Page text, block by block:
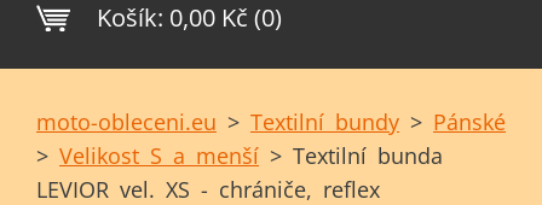
Košík: 0,00 Kč (0)
moto-obleceni.eu > Textilní bundy > Pánské
> Velikost S a menší > Textilní bunda
LEVIOR vel. XS - chrániče, reflex